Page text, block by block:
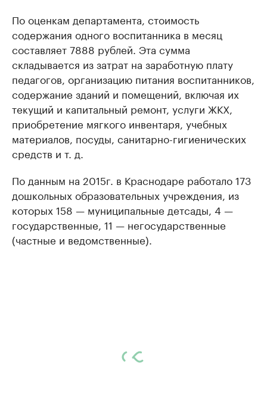
По оценкам департамента, стоимость
содержания одного воспитанника в месяц
составляет 7888 рублей. Эта сумма
складывается из затрат на заработную плату
педагогов, организацию питания воспитанников,
содержание зданий и помещений, включая их
текущий и капитальный ремонт, услуги ЖКХ,
приобретение мягкого инвентаря, учебных
материалов, посуды, санитарно-гигиенических
средств и т. д.
По данным на 2015г. в Краснодаре работало 173
дошкольных образовательных учреждения, из
которых 158 — муниципальные детсады, 4 —
государственные, 11 — негосударственные
(частные и ведомственные).